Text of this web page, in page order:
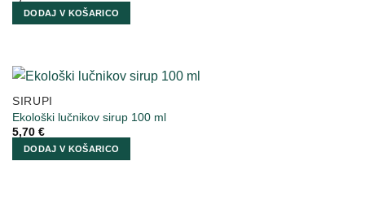
DODAJ V KOŠARICO
SIRUPI
Ekološki lučnikov sirup 100 ml
5,70 €
DODAJ V KOŠARICO